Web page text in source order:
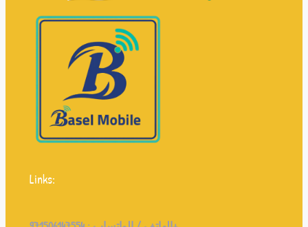
Links: